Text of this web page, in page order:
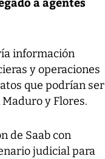
información
y operaciones
que podrían ser
y Flores.
de Saab con
judicial para